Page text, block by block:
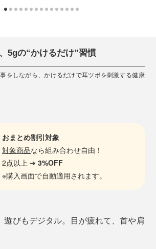
5gの“かけるだけ”習慣
事をしながら、かけるだけで耳ツボを刺激する健康
おまとめ割引対象
対象商品なら組み合わせ自由！
2点以上 ➔3%OFF
※購入画面で自動適用されます。
遊びもデジタル。目が疲れて、首や肩